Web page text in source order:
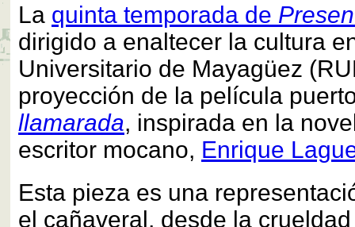
La quinta temporada de
dirigido a enaltecer la cultura
Universitario de Mayagüez
proyección de la película
llamarada, inspirada en la
escritor mocano, Enrique
Esta pieza es una
el cañaveral, desde la